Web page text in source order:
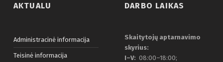
AKTUALU
Administracinė informacija
Teisinė informacija
DARBO LAIKAS
Skaitytojų aptarnavimo
skyrius:
I–V: 08:00–18:00;